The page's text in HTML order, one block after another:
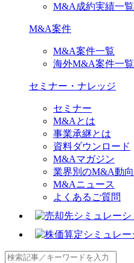
M&A成約実績一覧
M&A案件
M&A案件一覧
海外M&A案件一覧
セミナー・ナレッジ
セミナー
M&Aとは
事業承継とは
資料ダウンロード
M&Aマガジン
業界別のM&A動向
M&Aニュース
よくあるご質問